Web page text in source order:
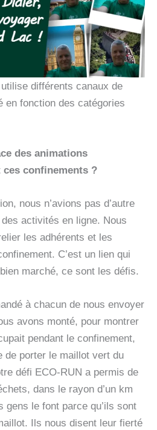
différents canaux de
en fonction des catégories
des animations
confinements ?
nous n’avions pas d’autre
activités en ligne. Nous
les adhérents et les
C’est un lien qui
marché, ce sont les défis.
à chacun de nous envoyer
avons monté, pour montrer
pendant le confinement,
de porter le maillot vert du
défi ECO-RUN a permis de
dans le rayon d’un km
gens le font parce qu’ils sont
Ils nous disent leur fierté